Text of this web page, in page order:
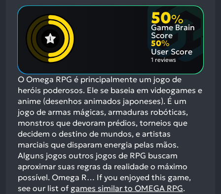
50%
Game Brain
Score
50%
User Score
1 reviews
O Omega RPG é principalmente um jogo de
heróis poderosos. Ele se baseia em videogames e
anime (desenhos animados japoneses). É um
jogo de armas mágicas, armaduras robóticas,
monstros que devoram prédios, torneios que
decidem o destino de mundos, e artistas
marciais que disparam energia pelas mãos.
Alguns jogos outros jogos de RPG buscam
aproximar suas regras da realidade o máximo
possível. Omega R… If you enjoyed this game,
see our list of games similar to OMEGA RPG.